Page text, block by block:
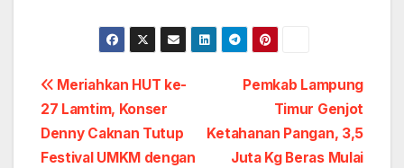
Post
navigation
Pemkab Lampung
Timur Genjot
Ketahanan Pangan, 3,5
Juta Kg Beras Mulai
Meriahkan HUT ke-
27 Lamtim, Konser
Denny Caknan Tutup
Festival UMKM dengan